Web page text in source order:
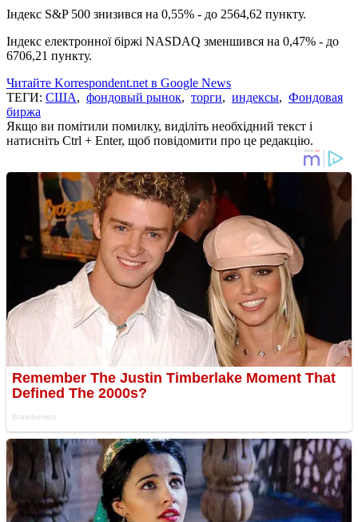
Індекс S&P 500 знизився на 0,55% - до 2564,62 пункту.
Індекс електронної біржі NASDAQ зменшився на 0,47% - до
6706,21 пункту.
Читайте Korrespondent.net в Google News
ТЕГИ: США, фондовый рынок, торги, индексы, Фондовая
биржа
Якщо ви помітили помилку, виділіть необхідний текст і
натисніть Ctrl + Enter, щоб повідомити про це редакцію.